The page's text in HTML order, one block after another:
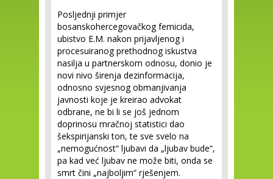
Posljednji primjer
bosanskohercegovačkog femicida,
ubistvo E.M. nakon prijavljenog i
procesuiranog prethodnog iskustva
nasilja u partnerskom odnosu, donio je
novi nivo širenja dezinformacija,
odnosno svjesnog obmanjivanja
javnosti koje je kreirao advokat
odbrane, ne bi li se još jednom
doprinosu mračnoj statistici dao
šekspirijanski ton, te sve svelo na
„nemogućnost“ ljubavi da „ljubav bude“,
pa kad već ljubav ne može biti, onda se
smrt čini „najboljim“ rješenjem.